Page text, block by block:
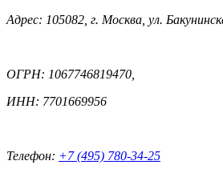
Адрес: 105082, г. Москва, ул.
ОГРН: 1067746819470,
ИНН: 7701669956
Телефон: +7 (495) 780-34-25